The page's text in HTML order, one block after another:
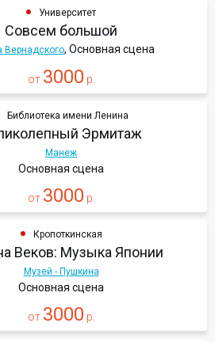
Университет
Совсем большой
Вернадского, Основная сцена
от 3000 р.
Библиотека имени Ленина
Эрмитаж
Манеж
Основная сцена
от 3000 р.
Кропоткинская
Веков: Музыка Японии
Музей - Пушкина
Основная сцена
от 3000 р.